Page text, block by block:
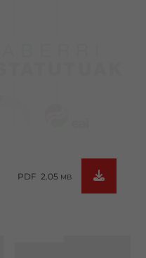
PDF 2.05 MB